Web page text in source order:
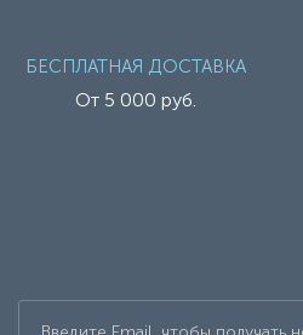
БЕСПЛАТНАЯ ДОСТАВКА
От 5 000 руб.